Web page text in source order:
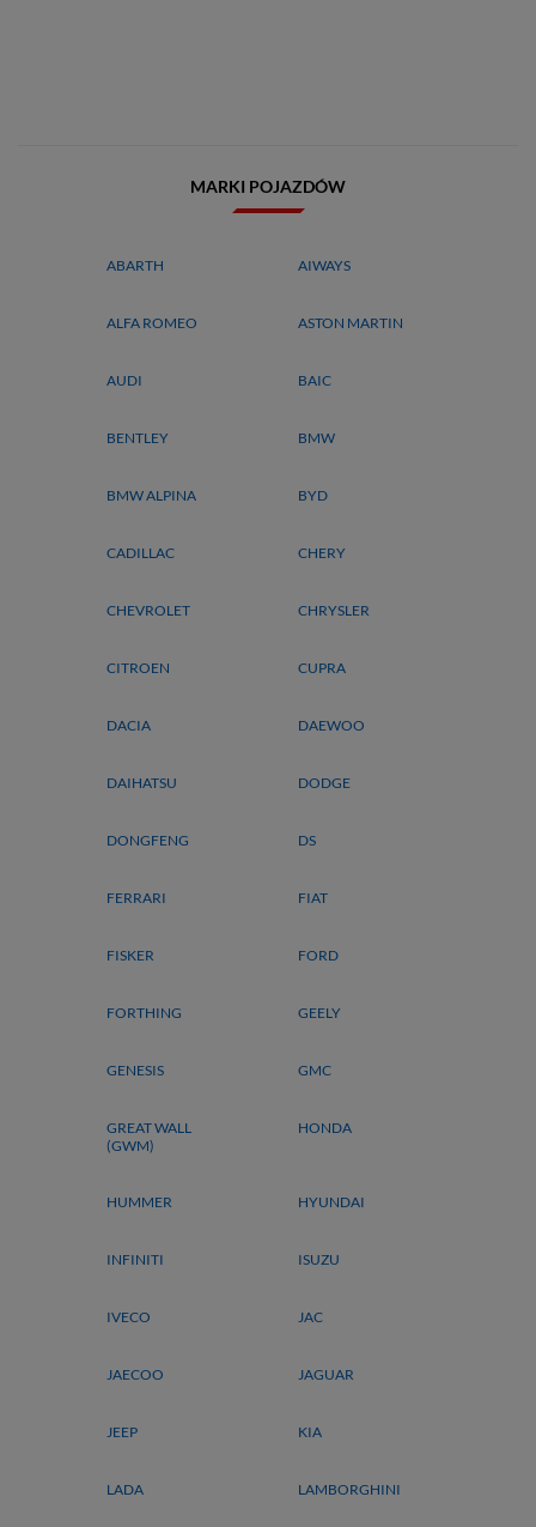
MARKI POJAZDÓW
ABARTH AIWAYS
ALFA ROMEO ASTON MARTIN
AUDI BAIC
BENTLEY BMW
BMW ALPINA BYD
CADILLAC CHERY
CHEVROLET CHRYSLER
CITROEN CUPRA
DACIA DAEWOO
DAIHATSU DODGE
DONGFENG DS
FERRARI FIAT
FISKER FORD
FORTHING GEELY
GENESIS GMC
GREAT WALL
(GWM)
HONDA
HUMMER HYUNDAI
INFINITI ISUZU
IVECO JAC
JAECOO JAGUAR
JEEP KIA
LADA LAMBORGHINI